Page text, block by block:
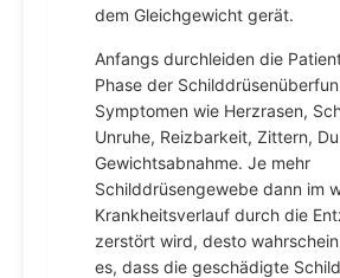
dem Gleichgewicht gerät.
Anfangs durchleiden die
Phase der
Symptomen wie Herzrasen,
Unruhe, Reizbarkeit, Zittern,
Gewichtsabnahme. Je mehr
Schilddrüsengewebe dann im
Krankheitsverlauf durch die
zerstört wird, desto
es, dass die geschädigte